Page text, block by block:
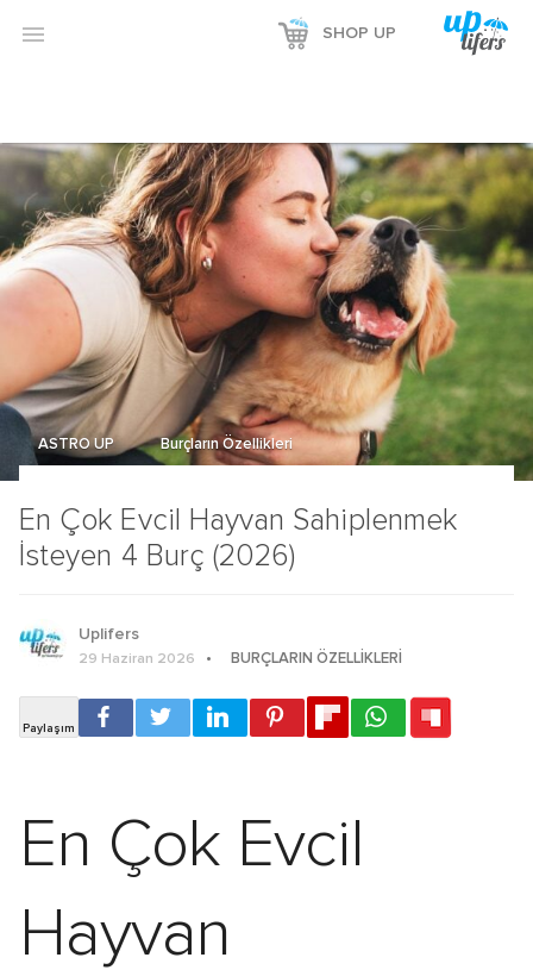
 SHOP UP
En Çok Evcil Hayvan Sahiplenmek
İsteyen 4 Burç (2026)
ASTRO UP Burçların Özellikleri
Uplifers
29 Haziran 2026 BURÇLARIN ÖZELLIKLERI
En Çok Evcil
Hayvan